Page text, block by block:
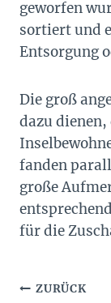
geworfen
sortiert und
Entsorgung
Die groß
dazu
fanden
große
für die
ZURÜCK